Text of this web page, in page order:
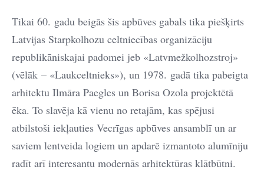
Tikai 60. gadu beigās šis apbūves gabals tika piešķirts
Latvijas Starpkolhozu celtniecības organizāciju
republikāniskajai padomei jeb «Latvmežkolhozstroj»
(vēlāk – «Laukceltnieks»), un 1978. gadā tika pabeigta
arhitektu Ilmāra Paegles un Borisa Ozola projektētā
ēka. To slavēja kā vienu no retajām, kas spējusi
atbilstoši iekļauties Vecrīgas apbūves ansamblī un ar
saviem lentveida logiem un apdarē izmantoto alumīniju
radīt arī interesantu modernās arhitektūras klātbūtni.